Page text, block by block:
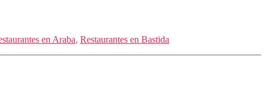
en Araba, Restaurantes en Bastida